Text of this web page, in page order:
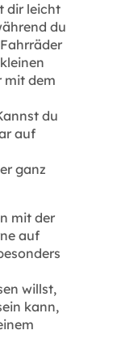
dir leicht
du
mit dem
du
auf
ganz
mit der
auf
willst,
kann,